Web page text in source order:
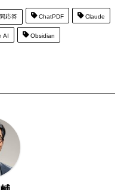
応答 ChatPDF Claude
AI Obsidian